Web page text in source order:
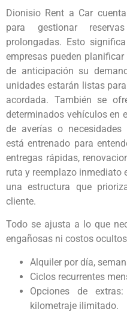
Dionisio Rent a Car
para gestionar
prolongadas. Esto
empresas pueden
de anticipación su
unidades estarán listas
acordada. También se
determinados vehículos en
de averías o necesidades
está entrenado para
entregas rápidas,
ruta y reemplazo inmediato
una estructura que
cliente.
Todo se ajusta a lo que
engañosas ni costos
Alquiler por día,
Ciclos recurrentes
Opciones de
kilometraje ilimitado.